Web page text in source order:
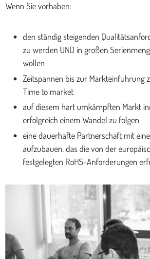
Wenn Sie vorhaben:
den ständig steigenden
zu werden UND in großen
wollen
Zeitspannen bis zur Markteinführung
Time to market
auf diesem hart umkämpften Markt
erfolgreich einem Wandel zu folgen
eine dauerhafte Partnerschaft mit
aufzubauen, das die von der
festgelegten RoHS-Anforderungen